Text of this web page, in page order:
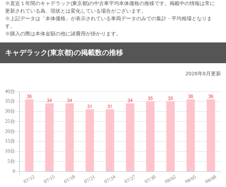
※直近１年間のキャデラック(東京都)の中古車平均本体価格の推移です。掲載中の情報は常に
更新されている為、現状とは変化している場合がございます。
※上記データは「本体価格」が表示されている車両データのみでの集計・平均相場となりま
す。
※購入の際は本体金額の他に諸費用が掛かります。
キャデラック(東京都)の掲載数の推移
2026年8月更新